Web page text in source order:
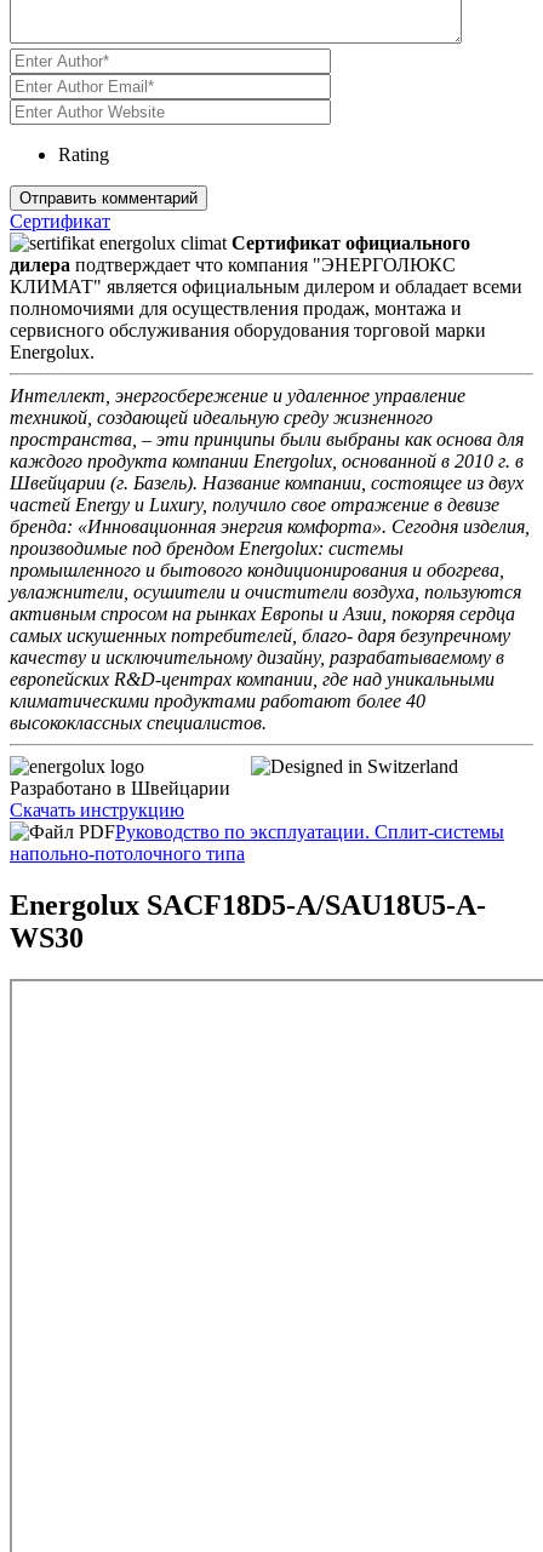
Rating
Сертификат
Сертификат официального
дилера подтверждает что компания "ЭНЕРГОЛЮКС
КЛИМАТ" является официальным дилером и обладает всеми
полномочиями для осуществления продаж, монтажа и
сервисного обслуживания оборудования торговой марки
Energolux.
Интеллект, энергосбережение и удаленное управление
техникой, создающей идеальную среду жизненного
пространства, – эти принципы были выбраны как основа для
каждого продукта компании Energolux, основанной в 2010 г. в
Швейцарии (г. Базель). Название компании, состоящее из двух
частей Energy и Luxury, получило свое отражение в девизе
бренда: «Инновационная энергия комфорта». Сегодня изделия,
производимые под брендом Energolux: системы
промышленного и бытового кондиционирования и обогрева,
увлажнители, осушители и очистители воздуха, пользуются
активным спросом на рынках Европы и Азии, покоряя сердца
самых искушенных потребителей, благо- даря безупречному
качеству и исключительному дизайну, разрабатываемому в
европейских R&D-центрах компании, где над уникальными
климатическими продуктами работают более 40
высококлассных специалистов.
Разработано в Швейцарии
Скачать инструкцию
Руководство по эксплуатации. Сплит-системы
напольно-потолочного типа
Energolux SACF18D5-A/SAU18U5-A-
WS30